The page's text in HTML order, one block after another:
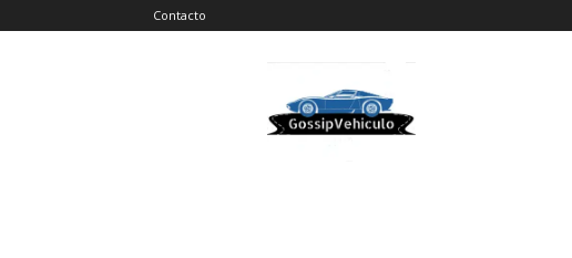
Contacto
Vehiculos